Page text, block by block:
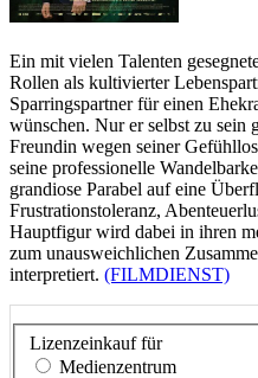
Ein mit vielen Talenten
Rollen als kultivierter
Sparringspartner für einen
wünschen. Nur er selbst zu sein
Freundin wegen seiner
seine professionelle
grandiose Parabel auf eine
Frustrationstoleranz,
Hauptfigur wird dabei in ihren
zum unausweichlichen
interpretiert. (FILMDIENST)
Lizenzeinkauf für
Medienzentrum